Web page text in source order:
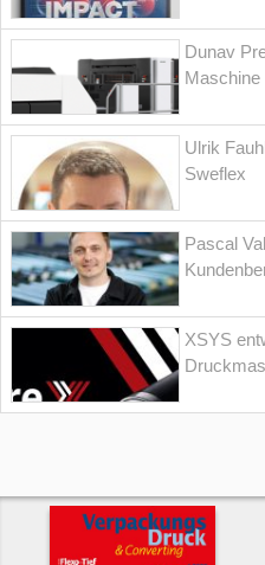
Dunav
Maschine
Ulrik
Sweflex
Pascal
XSYS